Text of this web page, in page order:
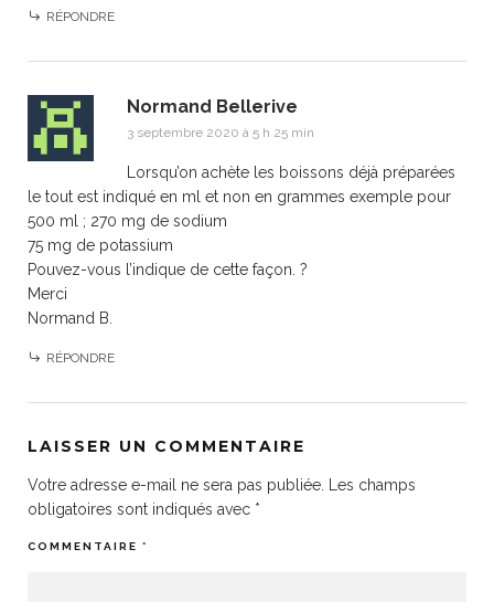
RÉPONDRE
Normand Bellerive
3 septembre 2020 à 5 h 25 min
Lorsqu’on achète les boissons déjà préparées
le tout est indiqué en ml et non en grammes exemple pour
500 ml ; 270 mg de sodium
75 mg de potassium
Pouvez-vous l’indique de cette façon. ?
Merci
Normand B.
RÉPONDRE
LAISSER UN COMMENTAIRE
Votre adresse e-mail ne sera pas publiée.
Les champs
obligatoires sont indiqués avec *
COMMENTAIRE *